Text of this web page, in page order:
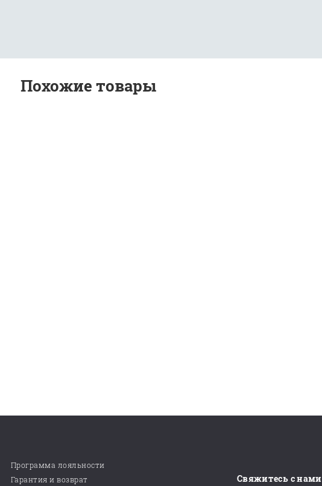
Похожие товары
Программа лояльности
Гарантия и возврат
Свяжитесь с нами